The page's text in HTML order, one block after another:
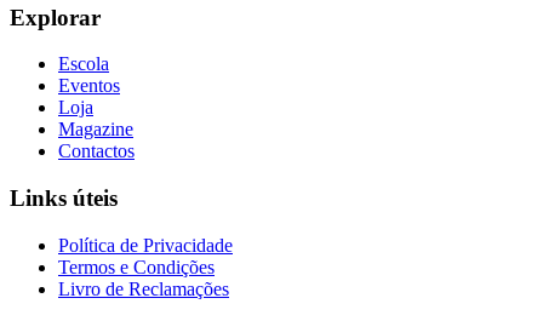
Explorar
Escola
Eventos
Loja
Magazine
Contactos
Links úteis
Política de Privacidade
Termos e Condições
Livro de Reclamações